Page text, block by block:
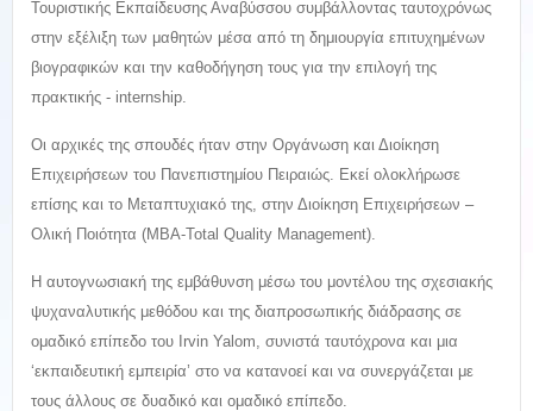
Τουριστικής Εκπαίδευσης Αναβύσσου συμβάλλοντας ταυτοχρόνως
στην εξέλιξη των μαθητών μέσα από τη δημιουργία επιτυχημένων
βιογραφικών και την καθοδήγηση τους για την επιλογή της
πρακτικής - internship.
Οι αρχικές της σπουδές ήταν στην Οργάνωση και Διοίκηση
Επιχειρήσεων του Πανεπιστημίου Πειραιώς. Εκεί ολοκλήρωσε
επίσης και το Μεταπτυχιακό της, στην Διοίκηση Επιχειρήσεων –
Ολική Ποιότητα (MBA-Total Quality Management).
Η αυτογνωσιακή της εμβάθυνση μέσω του μοντέλου της σχεσιακής
ψυχαναλυτικής μεθόδου και της διαπροσωπικής διάδρασης σε
ομαδικό επίπεδο του Irvin Yalom, συνιστά ταυτόχρονα και μια
‘εκπαιδευτική εμπειρία’ στο να κατανοεί και να συνεργάζεται με
τους άλλους σε δυαδικό και ομαδικό επίπεδο.